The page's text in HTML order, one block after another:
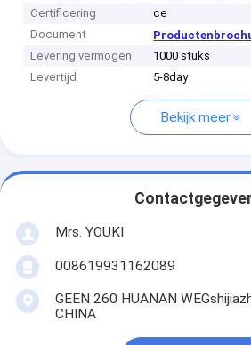
Certificering
ce
Document
Levering vermogen
1000 stuks
Levertijd
5-8day
Bekijk meer
Mrs. YOUKI
008619931162089
GEEN 260 HUANAN
CHINA